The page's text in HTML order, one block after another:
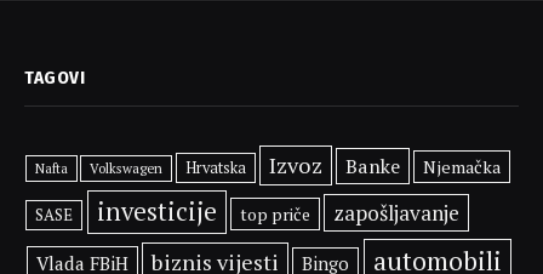
TAGOVI
Nafta Volkswagen Hrvatska Izvoz Banke Njemačka
SASE investicije top priče zapošljavanje
Vlada FBiH biznis vijesti Bingo automobili